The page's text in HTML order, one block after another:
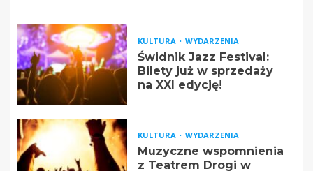
KULTURA WYDARZENIA
Świdnik Jazz Festival:
Bilety już w sprzedaży
na XXI edycję!
KULTURA WYDARZENIA
Muzyczne wspomnienia
z Teatrem Drogi w